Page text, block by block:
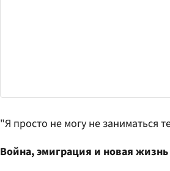
"Я просто не могу не заниматься
Война, эмиграция и новая жизнь